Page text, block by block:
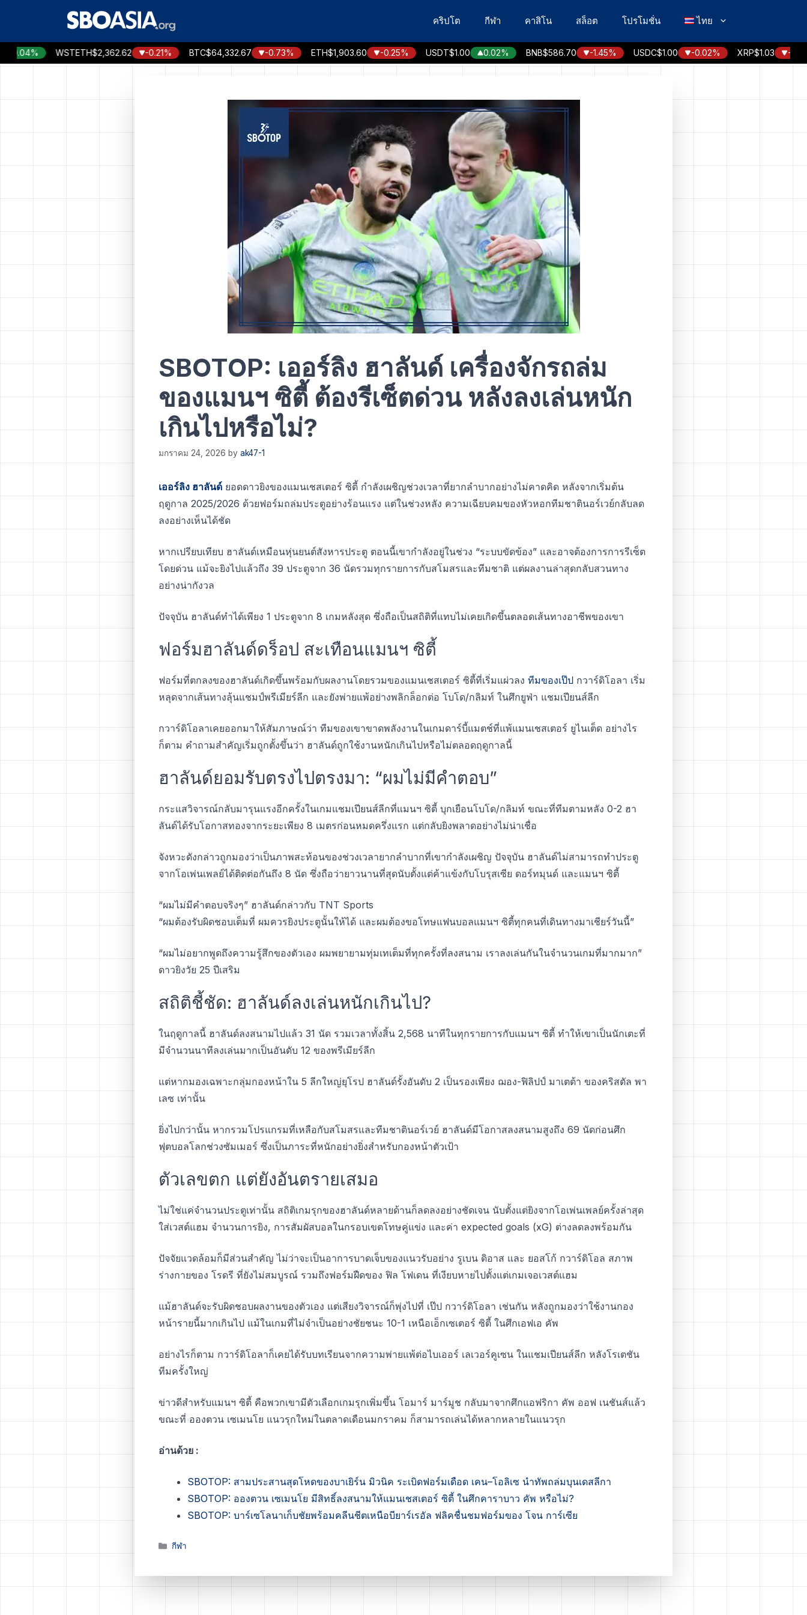
คริปโต กีฬา คาสิโน สล็อต โปรโมชั่น ไทย
WSTETH$2,362.62 -0.21% BTC $64,332.67 -0.73% ETH $1,903.60 -0.25% USDT$1.00 0.02% BNB $586.70 -1.45% USDC$1.00 -0.02% XRP $1.03 -2.00%
SBOTOP: เออร์ลิง ฮาลันด์ เครื่องจักรถล่ม
ของแมนฯ ซิตี้ ต้องรีเซ็ตด่วน หลังลงเล่นหนัก
เกินไปหรือไม่?
มกราคม 24, 2026 by ak47-1
เออร์ลิง ฮาลันด์ ยอดดาวยิงของแมนเชสเตอร์ ซิตี้ กำลังเผชิญช่วงเวลาที่ยากลำบากอย่างไม่คาดคิด หลังจากเริ่มต้น
ฤดูกาล 2025/2026 ด้วยฟอร์มถล่มประตูอย่างร้อนแรง แต่ในช่วงหลัง ความเฉียบคมของหัวหอกทีมชาตินอร์เวย์กลับลด
ลงอย่างเห็นได้ชัด
หากเปรียบเทียบ ฮาลันด์เหมือนหุ่นยนต์สังหารประตู ตอนนี้เขากำลังอยู่ในช่วง “ระบบขัดข้อง” และอาจต้องการการรีเซ็ต
โดยด่วน แม้จะยิงไปแล้วถึง 39 ประตูจาก 36 นัดรวมทุกรายการกับสโมสรและทีมชาติ แต่ผลงานล่าสุดกลับสวนทาง
อย่างน่ากังวล
ปัจจุบัน ฮาลันด์ทำได้เพียง 1 ประตูจาก 8 เกมหลังสุด ซึ่งถือเป็นสถิติที่แทบไม่เคยเกิดขึ้นตลอดเส้นทางอาชีพของเขา
ฟอร์มฮาลันด์ดร็อป สะเทือนแมนฯ ซิตี้
ฟอร์มที่ตกลงของฮาลันด์เกิดขึ้นพร้อมกับผลงานโดยรวมของแมนเชสเตอร์ ซิตี้ที่เริ่มแผ่วลง ทีมของเป๊ป กวาร์ดิโอลา เริ่ม
หลุดจากเส้นทางลุ้นแชมป์พรีเมียร์ลีก และยังพ่ายแพ้อย่างพลิกล็อกต่อ โบโด/กลิมท์ ในศึกยูฟ่า แชมเปียนส์ลีก
กวาร์ดิโอลาเคยออกมาให้สัมภาษณ์ว่า ทีมของเขาขาดพลังงานในเกมดาร์บี้แมตช์ที่แพ้แมนเชสเตอร์ ยูไนเต็ด อย่างไร
ก็ตาม คำถามสำคัญเริ่มถูกตั้งขึ้นว่า ฮาลันด์ถูกใช้งานหนักเกินไปหรือไม่ตลอดฤดูกาลนี้
ฮาลันด์ยอมรับตรงไปตรงมา: “ผมไม่มีคำตอบ”
กระแสวิจารณ์กลับมารุนแรงอีกครั้งในเกมแชมเปียนส์ลีกที่แมนฯ ซิตี้ บุกเยือนโบโด/กลิมท์ ขณะที่ทีมตามหลัง 0-2 ฮา
ลันด์ได้รับโอกาสทองจากระยะเพียง 8 เมตรก่อนหมดครึ่งแรก แต่กลับยิงพลาดอย่างไม่น่าเชื่อ
จังหวะดังกล่าวถูกมองว่าเป็นภาพสะท้อนของช่วงเวลายากลำบากที่เขากำลังเผชิญ ปัจจุบัน ฮาลันด์ไม่สามารถทำประตู
จากโอเพ่นเพลย์ได้ติดต่อกันถึง 8 นัด ซึ่งถือว่ายาวนานที่สุดนับตั้งแต่ค้าแข้งกับโบรุสเซีย ดอร์ทมุนด์ และแมนฯ ซิตี้
“ผมไม่มีคำตอบจริงๆ” ฮาลันด์กล่าวกับ TNT Sports
“ผมต้องรับผิดชอบเต็มที่ ผมควรยิงประตูนั้นให้ได้ และผมต้องขอโทษแฟนบอลแมนฯ ซิตี้ทุกคนที่เดินทางมาเชียร์วันนี้”
“ผมไม่อยากพูดถึงความรู้สึกของตัวเอง ผมพยายามทุ่มเทเต็มที่ทุกครั้งที่ลงสนาม เราลงเล่นกันในจำนวนเกมที่มากมาก”
ดาวยิงวัย 25 ปีเสริม
สถิติชี้ชัด: ฮาลันด์ลงเล่นหนักเกินไป?
ในฤดูกาลนี้ ฮาลันด์ลงสนามไปแล้ว 31 นัด รวมเวลาทั้งสิ้น 2,568 นาทีในทุกรายการกับแมนฯ ซิตี้ ทำให้เขาเป็นนักเตะที่
มีจำนวนนาทีลงเล่นมากเป็นอันดับ 12 ของพรีเมียร์ลีก
แต่หากมองเฉพาะกลุ่มกองหน้าใน 5 ลีกใหญ่ยุโรป ฮาลันด์รั้งอันดับ 2 เป็นรองเพียง ฌอง-ฟิลิปป์ มาเตต้า ของคริสตัล พา
เลซ เท่านั้น
ยิ่งไปกว่านั้น หากรวมโปรแกรมที่เหลือกับสโมสรและทีมชาตินอร์เวย์ ฮาลันด์มีโอกาสลงสนามสูงถึง 69 นัดก่อนศึก
ฟุตบอลโลกช่วงซัมเมอร์ ซึ่งเป็นภาระที่หนักอย่างยิ่งสำหรับกองหน้าตัวเป้า
ตัวเลขตก แต่ยังอันตรายเสมอ
ไม่ใช่แค่จำนวนประตูเท่านั้น สถิติเกมรุกของฮาลันด์หลายด้านก็ลดลงอย่างชัดเจน นับตั้งแต่ยิงจากโอเพ่นเพลย์ครั้งล่าสุด
ใส่เวสต์แฮม จำนวนการยิง, การสัมผัสบอลในกรอบเขตโทษคู่แข่ง และค่า expected goals (xG) ต่างลดลงพร้อมกัน
ปัจจัยแวดล้อมก็มีส่วนสำคัญ ไม่ว่าจะเป็นอาการบาดเจ็บของแนวรับอย่าง รูเบน ดิอาส และ ยอสโก้ กวาร์ดิโอล สภาพ
ร่างกายของ โรดรี ที่ยังไม่สมบูรณ์ รวมถึงฟอร์มฝืดของ ฟิล โฟเดน ที่เงียบหายไปตั้งแต่เกมเจอเวสต์แฮม
แม้ฮาลันด์จะรับผิดชอบผลงานของตัวเอง แต่เสียงวิจารณ์ก็พุ่งไปที่ เป๊ป กวาร์ดิโอลา เช่นกัน หลังถูกมองว่าใช้งานกอง
หน้ารายนี้มากเกินไป แม้ในเกมที่ไม่จำเป็นอย่างชัยชนะ 10-1 เหนือเอ็กเซเตอร์ ซิตี้ ในศึกเอฟเอ คัพ
อย่างไรก็ตาม กวาร์ดิโอลาก็เคยได้รับบทเรียนจากความพ่ายแพ้ต่อไบเออร์ เลเวอร์คูเซน ในแชมเปียนส์ลีก หลังโรเตชัน
ทีมครั้งใหญ่
ข่าวดีสำหรับแมนฯ ซิตี้ คือพวกเขามีตัวเลือกเกมรุกเพิ่มขึ้น โอมาร์ มาร์มูช กลับมาจากศึกแอฟริกา คัพ ออฟ เนชันส์แล้ว
ขณะที่ อองตวน เซเมนโย แนวรุกใหม่ในตลาดเดือนมกราคม ก็สามารถเล่นได้หลากหลายในแนวรุก
อ่านด้วย :
SBOTOP: สามประสานสุดโหดของบาเยิร์น มิวนิค ระเบิดฟอร์มเดือด เคน–โอลิเซ นำทัพถล่มบุนเดสลีกา
SBOTOP: อองตวน เซเมนโย มีสิทธิ์ลงสนามให้แมนเชสเตอร์ ซิตี้ ในศึกคาราบาว คัพ หรือไม่?
SBOTOP: บาร์เซโลนาเก็บชัยพร้อมคลีนชีตเหนือบียาร์เรอัล ฟลิคชื่นชมฟอร์มของ โจน การ์เซีย
Categories
กีฬา